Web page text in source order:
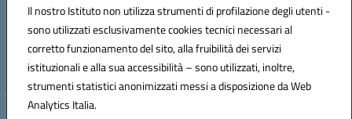
Il nostro Istituto non utilizza strumenti di profilazione degli utenti -
sono utilizzati esclusivamente cookies tecnici necessari al
corretto funzionamento del sito, alla fruibilità dei servizi
istituzionali e alla sua accessibilità – sono utilizzati, inoltre,
strumenti statistici anonimizzati messi a disposizione da Web
Analytics Italia.
Codice fiscale: 90015720718
Codice meccanografico:FGIC822001
Codice Indice delle Pubbliche Amministrazioni (IPA): istsc_fgic822001
Codice unico di fatturazione (CUF): UFSLF2